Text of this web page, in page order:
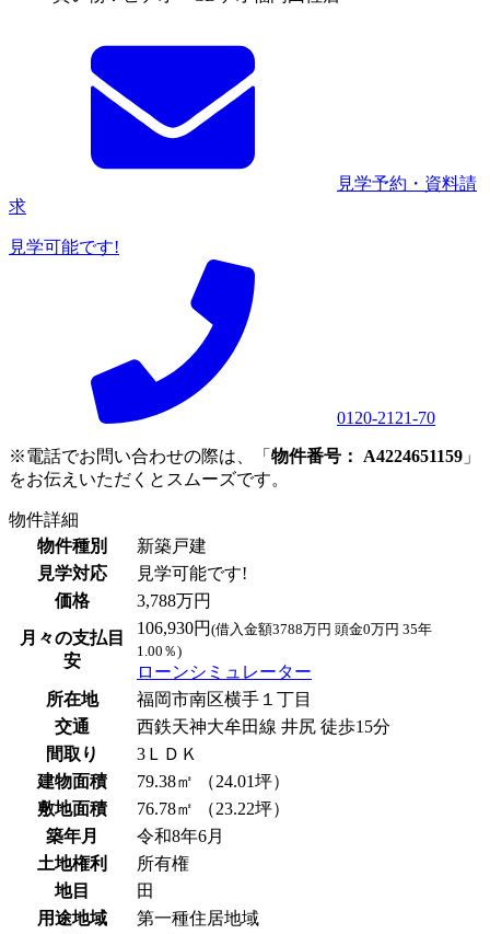
見学予約・資料請
求
見学可能です!
0120-2121-70
※電話でお問い合わせの際は、「 物件番号： A4224651159 」
をお伝えいただくとスムーズです。
物件詳細
物件種別
新築戸建
見学対応
見学可能です!
価格
3,788万円
月々の支払目
安
106,930円 (借入金額3788万円 頭金0万円 35年
1.00％)
ローンシミュレーター
所在地
福岡市南区横手１丁目
交通
西鉄天神大牟田線 井尻 徒歩15分
間取り
3ＬＤＫ
建物面積
79.38㎡ （24.01坪）
敷地面積
76.78㎡ （23.22坪）
築年月
令和8年6月
土地権利
所有権
地目
田
用途地域
第一種住居地域